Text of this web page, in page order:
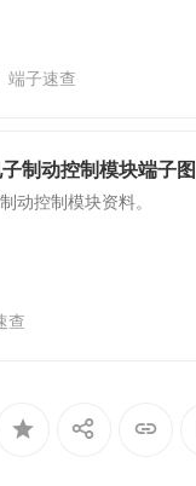
端子速查
制动控制模块端子图
动控制模块资料。
查